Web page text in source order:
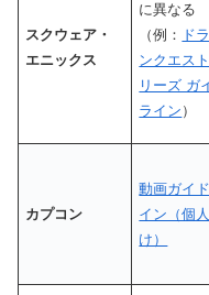
スクウェア・
エニックス
に異なる
（例： ド
ンクエス
リーズ ガ
ライン ）
カプコン
動画ガイ
イン（個
け）